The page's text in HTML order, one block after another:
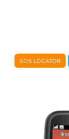
SOS LOCATOR